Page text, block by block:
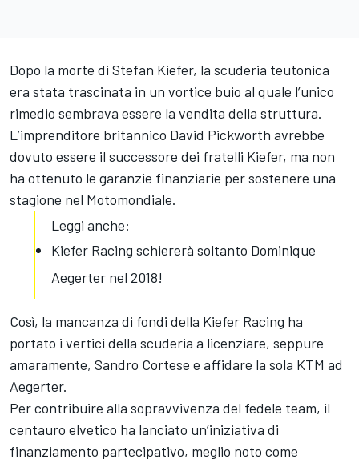
Dopo la morte di Stefan Kiefer, la scuderia teutonica
era stata trascinata in un vortice buio al quale l’unico
rimedio sembrava essere la vendita della struttura.
L’imprenditore britannico David Pickworth avrebbe
dovuto essere il successore dei fratelli Kiefer, ma non
ha ottenuto le garanzie finanziarie per sostenere una
stagione nel Motomondiale.
Leggi anche:
Kiefer Racing schiererà soltanto Dominique
Aegerter nel 2018!
Così, la mancanza di fondi della Kiefer Racing ha
portato i vertici della scuderia a licenziare, seppure
amaramente, Sandro Cortese e affidare la sola KTM ad
Aegerter.
Per contribuire alla sopravvivenza del fedele team, il
centauro elvetico ha lanciato un’iniziativa di
finanziamento partecipativo, meglio noto come